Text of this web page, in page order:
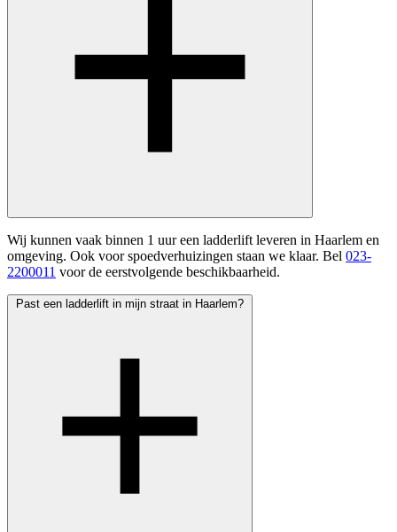
Wij kunnen vaak binnen 1 uur een ladderlift leveren in Haarlem en
omgeving. Ook voor spoedverhuizingen staan we klaar. Bel 023-
2200011 voor de eerstvolgende beschikbaarheid.
Past een ladderlift in mijn straat in Haarlem?